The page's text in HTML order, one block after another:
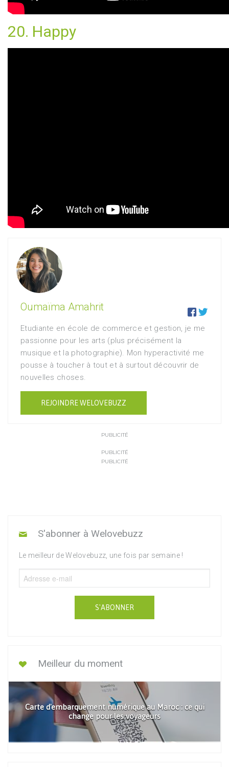
20. Happy
Oumaïma Amahrit 

Etudiante en école de commerce et gestion, je me
passionne pour les arts (plus précisément la
musique et la photographie). Mon hyperactivité me
pousse à toucher à tout et à surtout découvrir de
nouvelles choses.
REJOINDRE WELOVEBUZZ
PUBLICITÉ
PUBLICITÉ
PUBLICITÉ
S'abonner à Welovebuzz
Le meilleur de Welovebuzz, une fois par semaine !
S'ABONNER
Meilleur du moment
Carte d'embarquement numérique au Maroc : ce qui
change pour les voyageurs